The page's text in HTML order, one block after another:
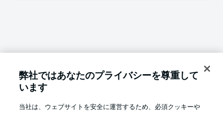
弊社ではあなたのプライバシーを尊重して
います
当社は、ウェブサイトを安全に運営するため、必須クッキーや